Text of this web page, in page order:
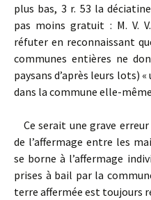
plus bas, 3 r. 53 la
pas moins gratuit : M. V.
réfuter en reconnaissant
communes entières ne
paysans d’après leurs lots) «
dans la commune elle-
Ce serait une grave
de l’affermage entre les
se borne à l’affermage
prises à bail par la
terre affermée est toujours